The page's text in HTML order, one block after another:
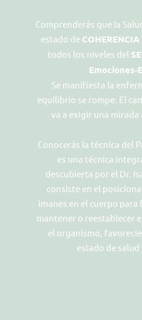
Comprenderás que la
estado de COHERENCIA
todos los niveles del
Emociones-
Se manifiesta la
equilibrio se rompe. El
va a exigir una
Conocerás la técnica del
es una técnica
descubierta por el Dr.
consiste en el
imanes en el cuerpo
mantener o reestablecer
el organismo,
estado de salud